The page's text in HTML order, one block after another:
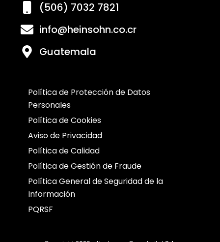
(506) 7032 7821
info@heinsohn.co.cr
Guatemala
Política de Protección de Datos
Personales
Política de Cookies
Aviso de Privacidad
Política de Calidad
Política de Gestión de Fraude
Política General de Seguridad de la
Información
PQRSF